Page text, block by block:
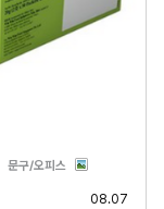
문구/오피스 분류
08.07